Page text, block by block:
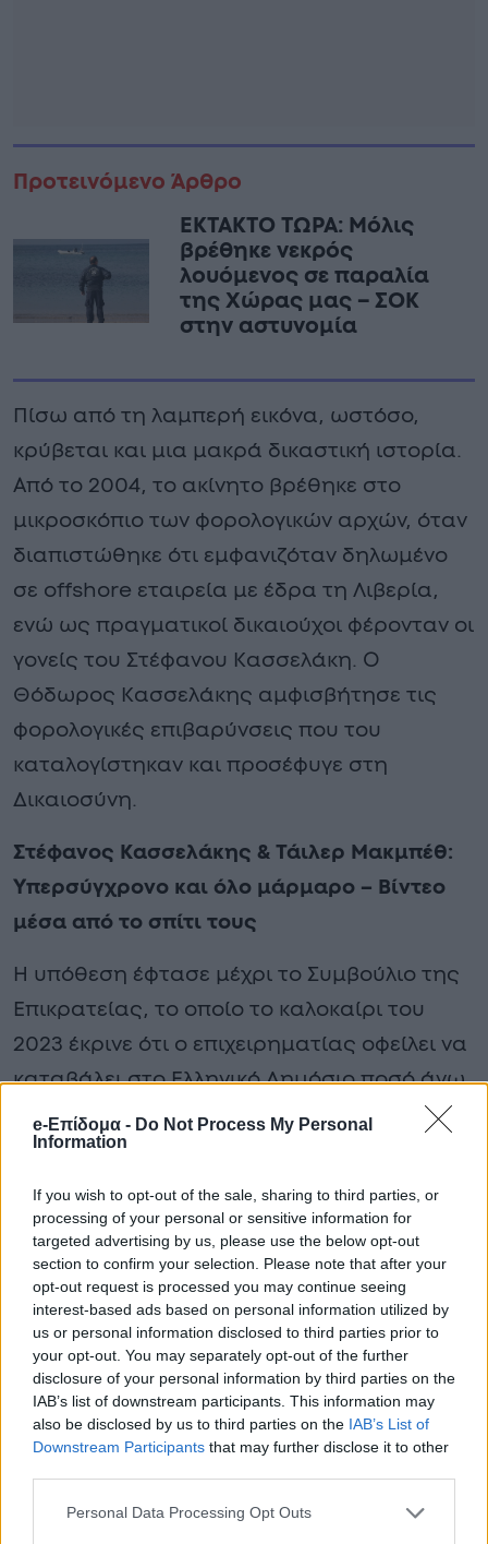
e-Επίδομα - Do Not Process My Personal
Information
If you wish to opt-out of the sale, sharing to third parties, or
processing of your personal or sensitive information for
targeted advertising by us, please use the below opt-out
section to confirm your selection. Please note that after your
opt-out request is processed you may continue seeing
interest-based ads based on personal information utilized by
us or personal information disclosed to third parties prior to
your opt-out. You may separately opt-out of the further
disclosure of your personal information by third parties on the
IAB’s list of downstream participants. This information may
also be disclosed by us to third parties on the IAB’s List of
Downstream Participants that may further disclose it to other
Personal Data Processing Opt Outs
Προτεινόμενο Άρθρο
ΕΚΤΑΚΤΟ ΤΩΡΑ: Μόλις
βρέθηκε νεκρός
λουόμενος σε παραλία
της Χώρας μας – ΣΟΚ
στην αστυνομία
Πίσω από τη λαμπερή εικόνα, ωστόσο,
κρύβεται και μια μακρά δικαστική ιστορία.
Από το 2004, το ακίνητο βρέθηκε στο
μικροσκόπιο των φορολογικών αρχών, όταν
διαπιστώθηκε ότι εμφανιζόταν δηλωμένο
σε offshore εταιρεία με έδρα τη Λιβερία,
ενώ ως πραγματικοί δικαιούχοι φέρονταν οι
γονείς του Στέφανου Κασσελάκη. Ο
Θόδωρος Κασσελάκης αμφισβήτησε τις
φορολογικές επιβαρύνσεις που του
καταλογίστηκαν και προσέφυγε στη
Δικαιοσύνη.
Στέφανος Κασσελάκης & Τάιλερ Μακμπέθ:
Υπερσύγχρονο και όλο μάρμαρο – Βίντεο
μέσα από το σπίτι τους
Η υπόθεση έφτασε μέχρι το Συμβούλιο της
Επικρατείας, το οποίο το καλοκαίρι του
2023 έκρινε ότι ο επιχειρηματίας οφείλει να
καταβάλει στο Ελληνικό Δημόσιο ποσό άνω
των 4 εκατ. ευρώ. Με τις προσαυξήσεις που
συσσωρεύτηκαν σε βάθος 21 ετών, το
συνολικό ποσό ξεπερνά πλέον τα 12
εκατομμύρια ευρώ, σφραγίζοντας την
πολυτάραχη πορεία ενός ακινήτου που από
σύμβολο πολυτέλειας εξελίχθηκε σε
υπόθεση με έντονο οικονομικό και πολιτικό
αποτύπωμα.